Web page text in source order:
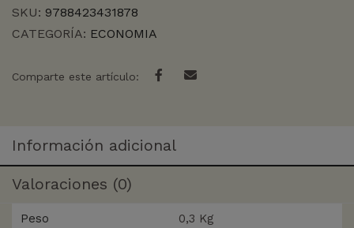
SKU: 9788423431878
CATEGORÍA: ECONOMIA
Comparte este artículo:
Información adicional
Valoraciones (0)
Peso 0,3 Kg